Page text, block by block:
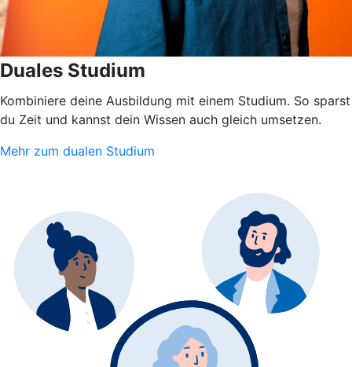
Duales Studium
Kombiniere deine Ausbildung mit einem Studium. So sparst
du Zeit und kannst dein Wissen auch gleich umsetzen.
Mehr zum dualen Studium